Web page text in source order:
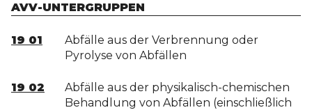
AVV-UNTERGRUPPEN
19 01
Abfälle aus der Verbrennung oder
Pyrolyse von Abfällen
19 02
Abfälle aus der physikalisch-chemischen
Behandlung von Abfällen (einschließlich